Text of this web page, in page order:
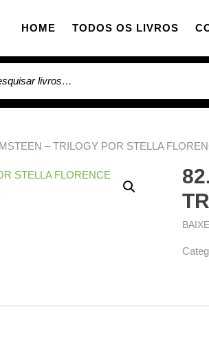
HOME TODOS OS LIVROS
– TRILOGY POR STELLA